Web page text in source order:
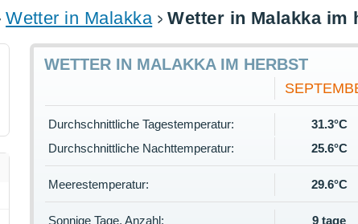
Wetter in Malakka Wetter in Malakka im
WETTER IN MALAKKA IM HERBST
Durchschnittliche Tagestemperatur:
31.3°C
Durchschnittliche Nachttemperatur:
25.6°C
Meerestemperatur: 29.6°C
Sonnige Tage, Anzahl: 9 tage